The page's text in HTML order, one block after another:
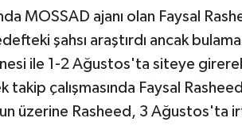
MOSSAD ajanı olan Faysal
şahsı araştırdı ancak
ile 1-2 Ağustos'ta siteye girerek
takip çalışmasında Faysal
üzerine Rasheed, 3 Ağustos'ta